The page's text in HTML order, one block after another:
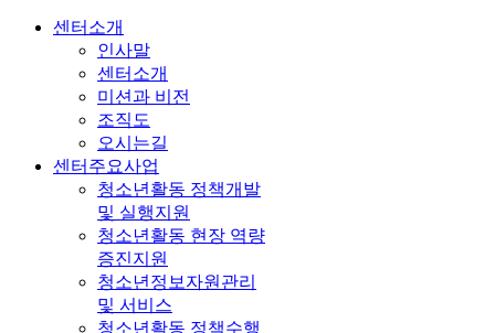
센터소개
인사말
센터소개
미션과 비전
조직도
오시는길
센터주요사업
청소년활동 정책개발
및 실행지원
청소년활동 현장 역량
증진지원
청소년정보자원관리
및 서비스
청소년활동 정책수행